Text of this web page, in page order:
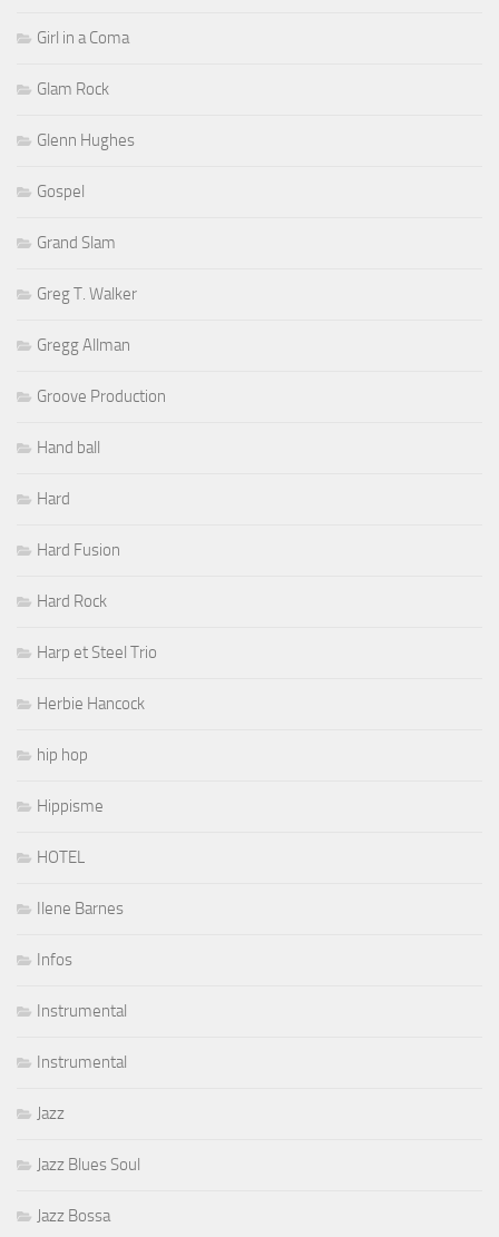
Girl in a Coma
Glam Rock
Glenn Hughes
Gospel
Grand Slam
Greg T. Walker
Gregg Allman
Groove Production
Hand ball
Hard
Hard Fusion
Hard Rock
Harp et Steel Trio
Herbie Hancock
hip hop
Hippisme
HOTEL
Ilene Barnes
Infos
Instrumental
Instrumental
Jazz
Jazz Blues Soul
Jazz Bossa